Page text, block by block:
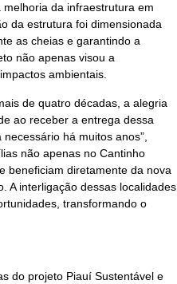
da infraestrutura em
da estrutura foi dimensionada
as cheias e garantindo a
não apenas visou a
ambientais.
de quatro décadas, a alegria
ao receber a entrega dessa
há muitos anos”,
não apenas no Cantinho
beneficiam diretamente da nova
A interligação dessas localidades
transformando o
do projeto Piauí Sustentável e